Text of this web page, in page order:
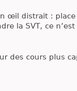
œil distrait :
la SVT, ce
des cours plus